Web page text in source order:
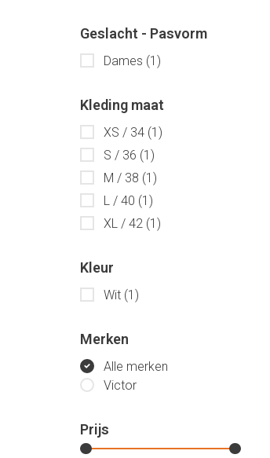
Geslacht - Pasvorm
Dames (1)
Kleding maat
XS / 34 (1)
S / 36 (1)
M / 38 (1)
L / 40 (1)
XL / 42 (1)
Kleur
Wit (1)
Merken
Alle merken
Victor
Prijs